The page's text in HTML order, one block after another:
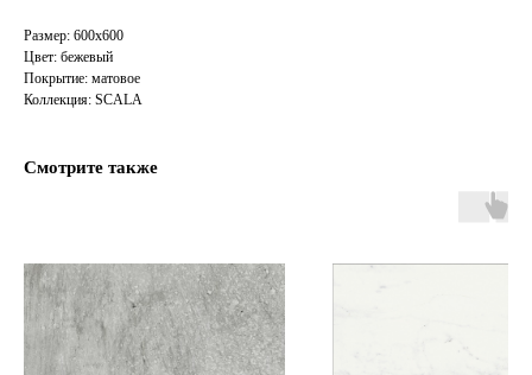
Размер: 600x600
Цвет: бежевый
Покрытие: матовое
Коллекция: SCALA
Смотрите также